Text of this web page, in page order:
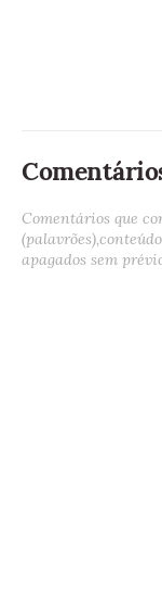
Comentários que
apagados sem